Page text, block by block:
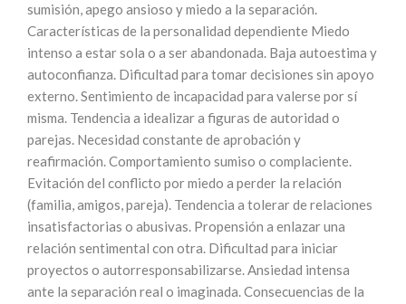
sumisión, apego ansioso y miedo a la separación.
Características de la personalidad dependiente Miedo
intenso a estar sola o a ser abandonada. Baja autoestima y
autoconfianza. Dificultad para tomar decisiones sin apoyo
externo. Sentimiento de incapacidad para valerse por sí
misma. Tendencia a idealizar a figuras de autoridad o
parejas. Necesidad constante de aprobación y
reafirmación. Comportamiento sumiso o complaciente.
Evitación del conflicto por miedo a perder la relación
(familia, amigos, pareja). Tendencia a tolerar de relaciones
insatisfactorias o abusivas. Propensión a enlazar una
relación sentimental con otra. Dificultad para iniciar
proyectos o autorresponsabilizarse. Ansiedad intensa
ante la separación real o imaginada. Consecuencias de la